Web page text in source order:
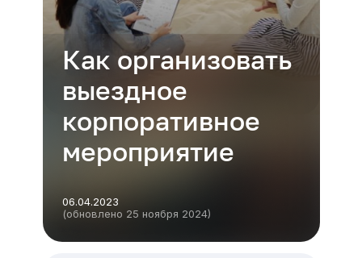
Как организовать
выездное
корпоративное
мероприятие
06.04.2023
(обновлено 25 ноября 2024)